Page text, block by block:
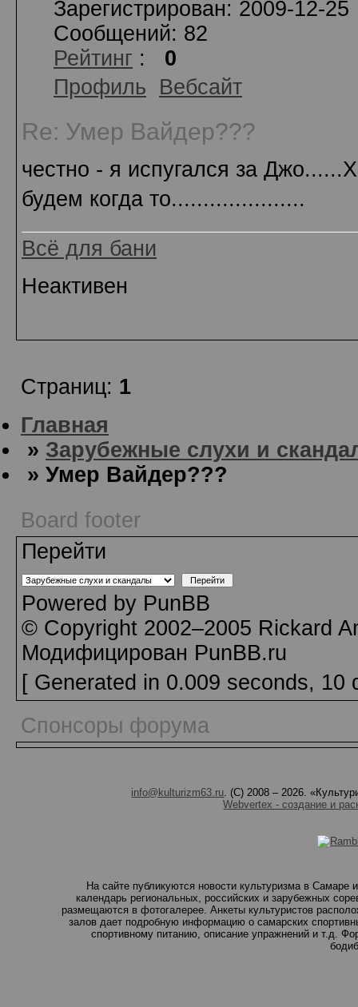
Зарегистрирован: 2009-12-25
Сообщений: 82
Рейтинг : 0
Профиль
Вебсайт
Re: Умер Вайдер???
честно - я испугался за
будем когда то.....................
Всё для бани
Неактивен
Страниц: 1
Главная
» Зарубежные слухи и
» Умер Вайдер???
Board footer
Перейти
Powered by PunBB
© Copyright 2002–2005 Rickard
Модифицирован PunBB.ru
[ Generated in 0.009 seconds, 10
Спонсоры форума
info@kulturizm63.ru. (C) 2008 – 2026.
Webvertex - создание и
На сайте публикуются новости культуризма в
календарь региональных, российских и зарубежных
размещаются в фотогалерее. Анкеты культуристов
залов дает подробную информацию о самарских
спортивному питанию, описание упражнений и т.д.